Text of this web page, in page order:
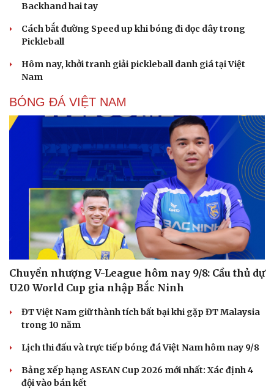
Backhand hai tay
Cách bắt đường Speed up khi bóng đi dọc dây trong
Pickleball
Hôm nay, khởi tranh giải pickleball danh giá tại Việt
Nam
BÓNG ĐÁ VIỆT NAM
Chuyển nhượng V-League hôm nay 9/8: Cầu thủ dự
U20 World Cup gia nhập Bắc Ninh
ĐT Việt Nam giữ thành tích bất bại khi gặp ĐT Malaysia
trong 10 năm
Lịch thi đấu và trực tiếp bóng đá Việt Nam hôm nay 9/8
Bảng xếp hạng ASEAN Cup 2026 mới nhất: Xác định 4
đội vào bán kết